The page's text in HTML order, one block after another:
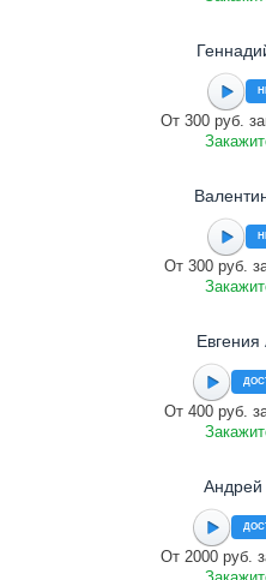
От 300 руб.
От 300 руб.
От 400 руб.
Андрей
От 2000 руб.